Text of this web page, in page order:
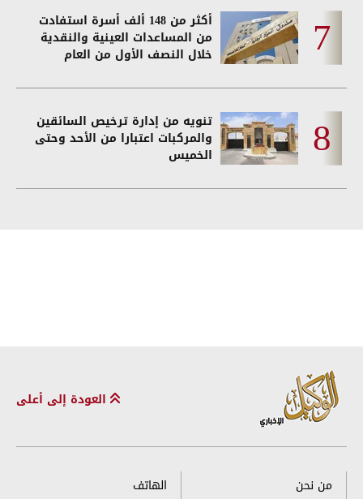
أكثر من 148 ألف أسرة استفادت
من المساعدات العينية والنقدية
خلال النصف الأول من العام
تنويه من إدارة ترخيص السائقين
والمركبات اعتبارا من الأحد وحتى
الخميس
العودة إلى أعلى
من نحن الهاتف